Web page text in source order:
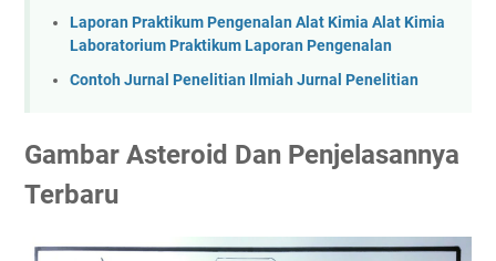
Laporan Praktikum Pengenalan Alat Kimia Alat Kimia
Laboratorium Praktikum Laporan Pengenalan
Contoh Jurnal Penelitian Ilmiah Jurnal Penelitian
Gambar Asteroid Dan Penjelasannya
Terbaru